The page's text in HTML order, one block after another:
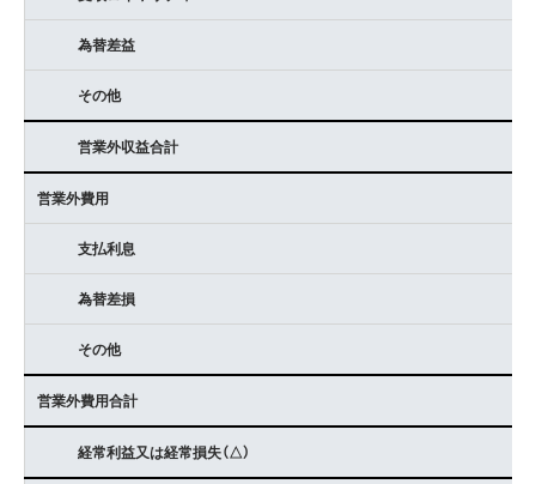
為替差益
その他
営業外収益合計
営業外費用
支払利息
為替差損
その他
営業外費用合計
経常利益又は経常損失（△）